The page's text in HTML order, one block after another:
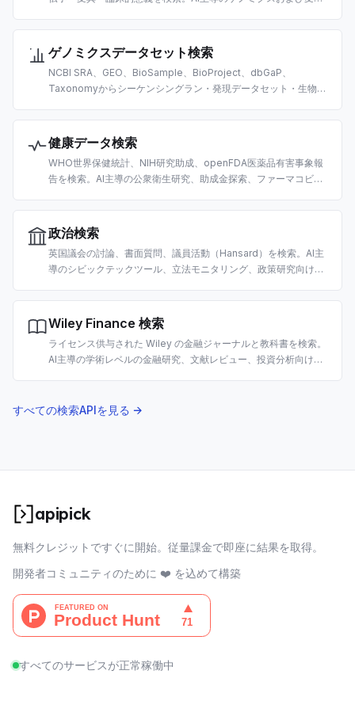
ゲノミクスデータセット検索
NCBI SRA、GEO、BioSample、BioProject、dbGaP、
Taxonomyからシーケンシングラン・発現データセット・生物種
健康データ検索
WHO世界保健統計、NIH研究助成、openFDA医薬品有害事象報
告を検索。AI主導の公衆衛生研究、助成金探索、ファーマコビジ
政治検索
英国議会の討論、書面質問、議員活動（Hansard）を検索。AI主
導のシビックテックツール、立法モニタリング、政策研究向けに
Wiley Finance 検索
ライセンス供与された Wiley の金融ジャーナルと教科書を検索。
AI主導の学術レベルの金融研究、文献レビュー、投資分析向けに
すべての検索APIを見る →
apipick
無料クレジットですぐに開始。従量課金で即座に結果を取得。
開発者コミュニティのために ❤️ を込めて構築
すべてのサービスが正常稼働中